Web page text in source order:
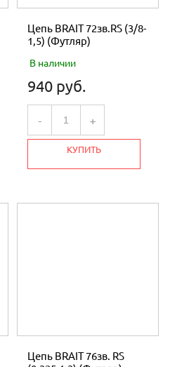
Цепь BRAIT 72зв.RS (3/8-
1,5) (Футляр)
В наличии
940 руб.
- +
КУПИТЬ
Цепь BRAIT 76зв. RS